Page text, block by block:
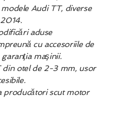
Audi TT, diverse
aduse
cu accesoriile de
maşinii.
din otel de 2-3 mm, usor
producători scut motor